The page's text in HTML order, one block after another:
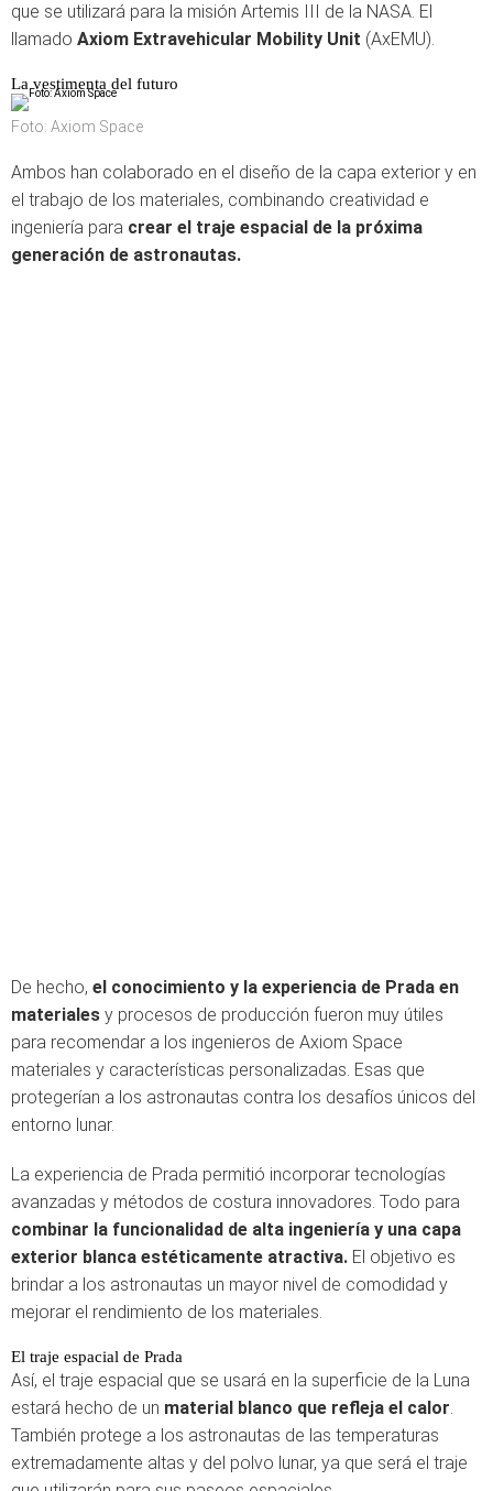
que se utilizará para la misión Artemis III de la NASA. El
llamado Axiom Extravehicular Mobility Unit (AxEMU).
La vestimenta del futuro
Foto: Axiom Space
Ambos han colaborado en el diseño de la capa exterior y en
el trabajo de los materiales, combinando creatividad e
ingeniería para crear el traje espacial de la próxima
generación de astronautas.
De hecho, el conocimiento y la experiencia de Prada en
materiales y procesos de producción fueron muy útiles
para recomendar a los ingenieros de Axiom Space
materiales y características personalizadas. Esas que
protegerían a los astronautas contra los desafíos únicos del
entorno lunar.
La experiencia de Prada permitió incorporar tecnologías
avanzadas y métodos de costura innovadores. Todo para
combinar la funcionalidad de alta ingeniería y una capa
exterior blanca estéticamente atractiva. El objetivo es
brindar a los astronautas un mayor nivel de comodidad y
mejorar el rendimiento de los materiales.
El traje espacial de Prada
Así, el traje espacial que se usará en la superficie de la Luna
estará hecho de un material blanco que refleja el calor.
También protege a los astronautas de las temperaturas
extremadamente altas y del polvo lunar, ya que será el traje